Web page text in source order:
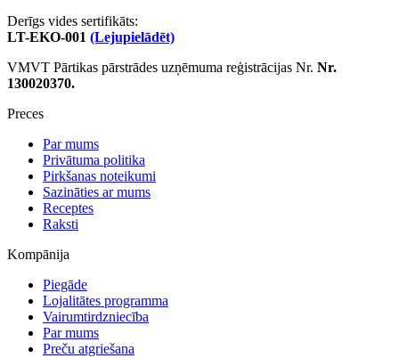
Derīgs vides sertifikāts:
LT-EKO-001 (Lejupielādēt)
VMVT Pārtikas pārstrādes uzņēmuma reģistrācijas Nr. Nr.
130020370.
Preces
Par mums
Privātuma politika
Pirkšanas noteikumi
Sazināties ar mums
Receptes
Raksti
Kompānija
Piegāde
Lojalitātes programma
Vairumtirdzniecība
Par mums
Preču atgriešana